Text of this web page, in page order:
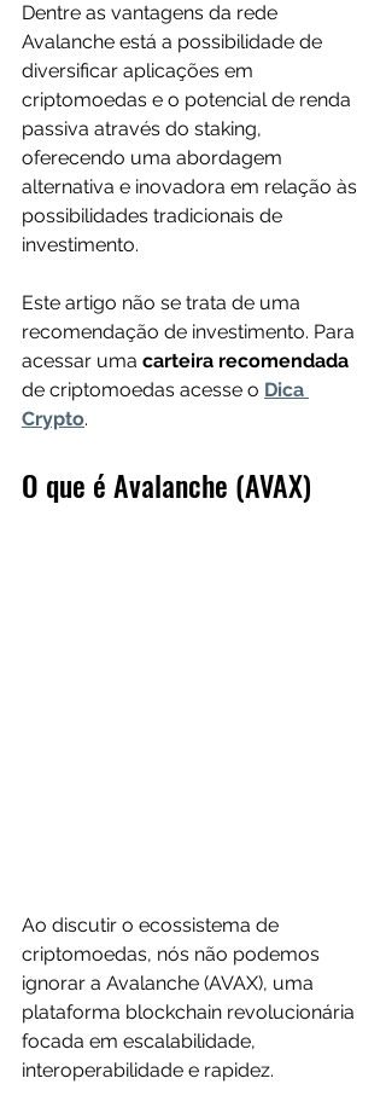
Dentre as vantagens da rede
Avalanche está a possibilidade de
diversificar aplicações em
criptomoedas e o potencial de renda
passiva através do staking,
oferecendo uma abordagem
alternativa e inovadora em relação às
possibilidades tradicionais de
investimento.
Este artigo não se trata de uma
recomendação de investimento. Para
acessar uma carteira recomendada
de criptomoedas acesse o Dica
Crypto.
O que é Avalanche (AVAX)
Ao discutir o ecossistema de
criptomoedas, nós não podemos
ignorar a Avalanche (AVAX), uma
plataforma blockchain revolucionária
focada em escalabilidade,
interoperabilidade e rapidez.